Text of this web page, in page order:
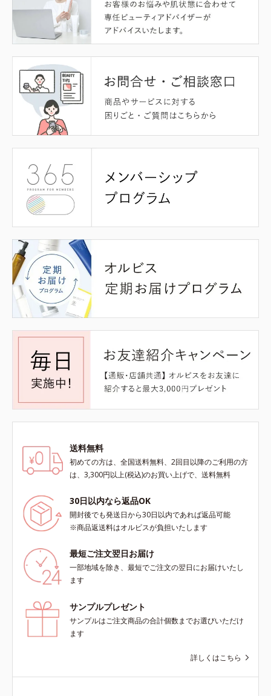
送料無料
初めての方は、全国送料無料、2回目以降のご利用の方
は、3,300円以上(税込)のお買い上げで、送料無料
30日以内なら返品OK
開封後でも発送日から30日以内であれば返品可能
※商品返送料はオルビスが負担いたします
最短ご注文翌日お届け
一部地域を除き、最短でご注文の翌日にお届けいたし
ます
サンプルプレゼント
サンプルはご注文商品の合計個数までお選びいただけ
ます
詳しくはこちら